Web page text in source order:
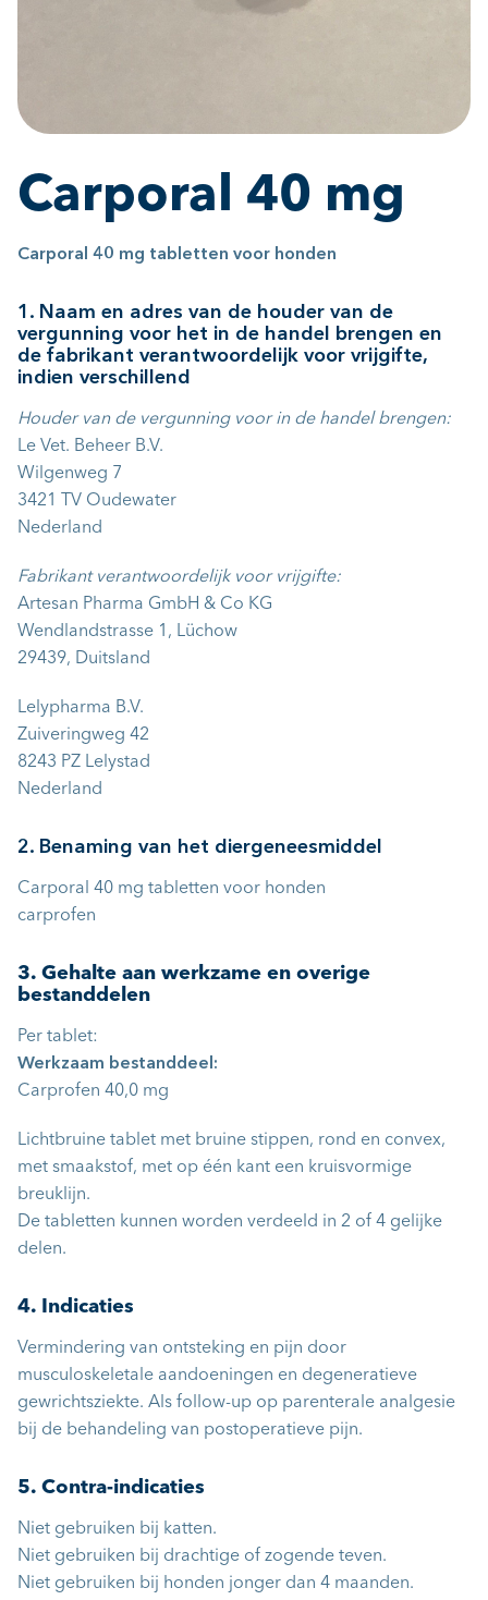
Carporal 40 mg
Carporal 40 mg tabletten voor honden
1. Naam en adres van de houder van de
vergunning voor het in de handel brengen en
de fabrikant verantwoordelijk voor vrijgifte,
indien verschillend
Houder van de vergunning voor in de handel brengen:
Le Vet. Beheer B.V.
Wilgenweg 7
3421 TV Oudewater
Nederland
Fabrikant verantwoordelijk voor vrijgifte:
Artesan Pharma GmbH & Co KG
Wendlandstrasse 1, Lüchow
29439, Duitsland
Lelypharma B.V.
Zuiveringweg 42
8243 PZ Lelystad
Nederland
2. Benaming van het diergeneesmiddel
Carporal 40 mg tabletten voor honden
carprofen
3. Gehalte aan werkzame en overige
bestanddelen
Per tablet:
Werkzaam bestanddeel:
Carprofen 40,0 mg
Lichtbruine tablet met bruine stippen, rond en convex,
met smaakstof, met op één kant een kruisvormige
breuklijn.
De tabletten kunnen worden verdeeld in 2 of 4 gelijke
delen.
4. Indicaties
Vermindering van ontsteking en pijn door
musculoskeletale aandoeningen en degeneratieve
gewrichtsziekte. Als follow-up op parenterale analgesie
bij de behandeling van postoperatieve pijn.
5. Contra-indicaties
Niet gebruiken bij katten.
Niet gebruiken bij drachtige of zogende teven.
Niet gebruiken bij honden jonger dan 4 maanden.